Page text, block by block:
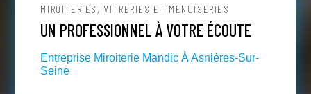
MIROITERIES, VITRERIES ET MENUISERIES
UN PROFESSIONNEL À VOTRE ÉCOUTE
Entreprise Miroiterie Mandic À Asnières-Sur-
Seine